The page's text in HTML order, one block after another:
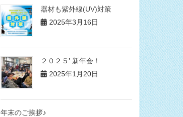
器材も紫外線(UV)対策
2025年3月16日
２０２５’ 新年会！
2025年1月20日
年末のご挨拶♪